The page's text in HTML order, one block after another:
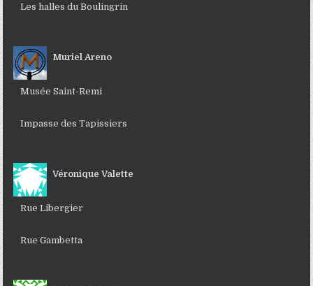
Les halles du Boulingrin
Muriel Areno
Musée Saint-Remi
Impasse des Tapissiers
Véronique Valette
Rue Libergier
Rue Gambetta